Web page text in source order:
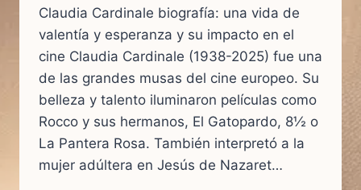
Claudia Cardinale biografía: una vida de
valentía y esperanza y su impacto en el
cine Claudia Cardinale (1938-2025) fue una
de las grandes musas del cine europeo. Su
belleza y talento iluminaron películas como
Rocco y sus hermanos, El Gatopardo, 8½ o
La Pantera Rosa. También interpretó a la
mujer adúltera en Jesús de Nazaret…